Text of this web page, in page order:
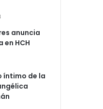
anuncia
en HCH
íntimo de la